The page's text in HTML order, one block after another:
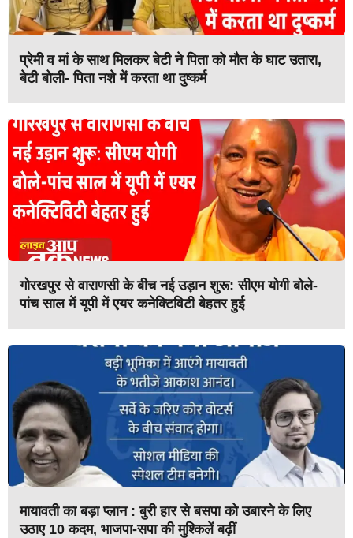
प्रेमी व मां के साथ मिलकर बेटी ने पिता को मौत के घाट उतारा,
बेटी बोली- पिता नशे में करता था दुष्कर्म
गोरखपुर से वाराणसी के बीच नई उड़ान शुरू: सीएम योगी बोले-
पांच साल में यूपी में एयर कनेक्टिविटी बेहतर हुई
मायावती का बड़ा प्लान : बुरी हार से बसपा को उबारने के लिए
उठाए 10 कदम, भाजपा-सपा की मुश्किलें बढ़ीं